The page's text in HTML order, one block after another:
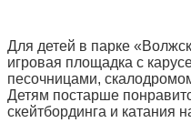
Для детей в парке
игровая площадка с
песочницами,
Детям постарше
скейтбординга и катания